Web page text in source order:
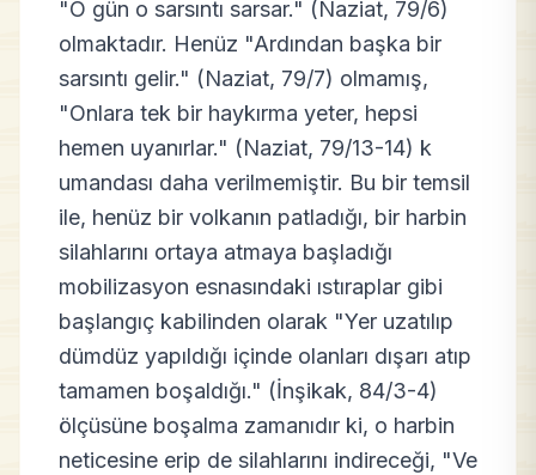
"O gün o sarsıntı sarsar." (Naziat, 79/6)
olmaktadır. Henüz "Ardından başka bir
sarsıntı gelir." (Naziat, 79/7) olmamış,
"Onlara tek bir haykırma yeter, hepsi
hemen uyanırlar." (Naziat, 79/13-14) k
umandası daha verilmemiştir. Bu bir temsil
ile, henüz bir volkanın patladığı, bir harbin
silahlarını ortaya atmaya başladığı
mobilizasyon esnasındaki ıstıraplar gibi
başlangıç kabilinden olarak "Yer uzatılıp
dümdüz yapıldığı içinde olanları dışarı atıp
tamamen boşaldığı." (İnşikak, 84/3-4)
ölçüsüne boşalma zamanıdır ki, o harbin
neticesine erip de silahlarını indireceği, "Ve